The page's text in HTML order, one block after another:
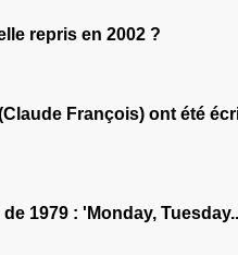
repris en 2002 ?
François) ont été
1979 : 'Monday,